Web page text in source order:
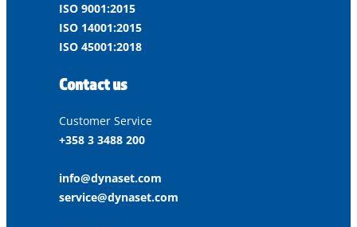
ISO 9001:2015
ISO 14001:2015
ISO 45001:2018
Contact us
Customer Service
+358 3 3488 200
info@dynaset.com
service@dynaset.com